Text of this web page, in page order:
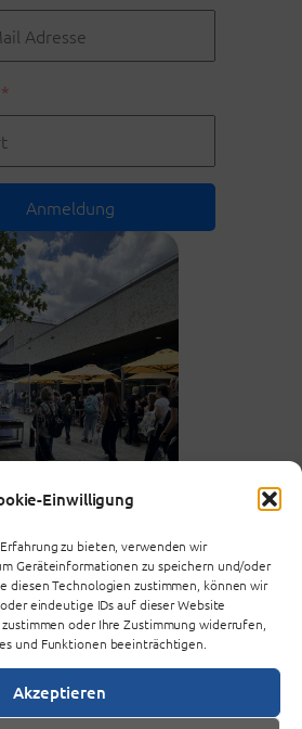
Einwilligung
zu bieten, verwenden wir
Geräteinformationen zu speichern und/oder
diesen Technologien zustimmen, können wir
eindeutige IDs auf dieser Website
oder Ihre Zustimmung widerrufen,
und Funktionen beeinträchtigen.
Akzeptieren
Anmeldung